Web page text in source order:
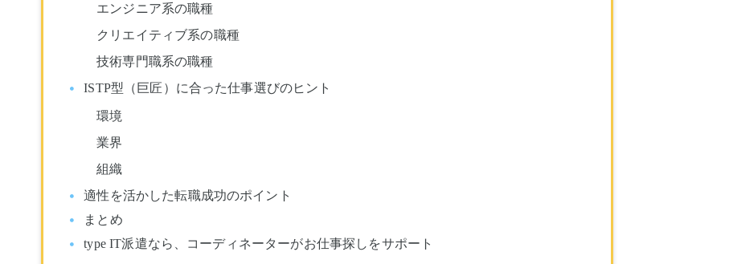
エンジニア系の職種
クリエイティブ系の職種
技術専門職系の職種
ISTP型（巨匠）に合った仕事選びのヒント
環境
業界
組織
適性を活かした転職成功のポイント
まとめ
type IT派遣なら、コーディネーターがお仕事探しをサポート